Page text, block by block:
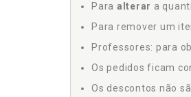
Para alterar a
Para remover um
Professores: para
Os pedidos ficam
Os descontos não